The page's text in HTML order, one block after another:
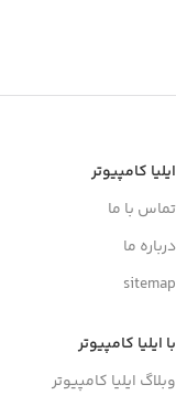
ایلیا کامپیوتر
تماس با ما
درباره ما
sitemap
با ایلیا کامپیوتر
وبلاگ ایلیا کامپیوتر